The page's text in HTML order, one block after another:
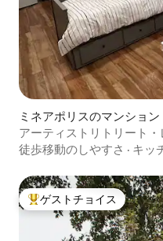
ミネアポリスのマンション
アーティストリトリート
徒歩移動のしやすさ · キッ
大好評のゲストチョイスで
ゲストチョイス